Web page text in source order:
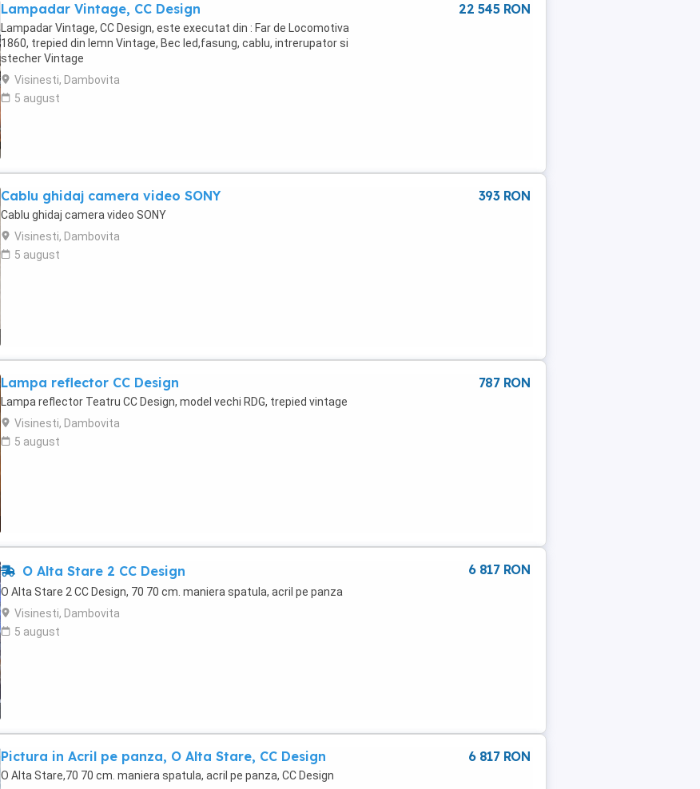
Lampadar Vintage, CC Design
Lampadar Vintage, CC Design, este executat din : Far de Locomotiva
1860, trepied din lemn Vintage, Bec led,fasung, cablu, intrerupator si
stecher Vintage
Visinesti, Dambovita
5 august
22 545 RON
Cablu ghidaj camera video SONY
Cablu ghidaj camera video SONY
Visinesti, Dambovita
5 august
393 RON
Lampa reflector CC Design
Lampa reflector Teatru CC Design, model vechi RDG, trepied vintage
Visinesti, Dambovita
5 august
787 RON
O Alta Stare 2 CC Design
O Alta Stare 2 CC Design, 70 70 cm. maniera spatula, acril pe panza
Visinesti, Dambovita
5 august
6 817 RON
Pictura in Acril pe panza, O Alta Stare, CC Design
O Alta Stare,70 70 cm. maniera spatula, acril pe panza, CC Design
6 817 RON